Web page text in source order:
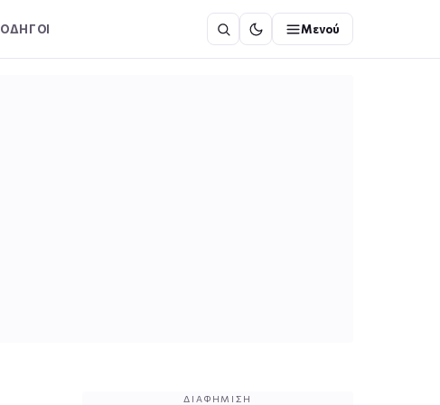
ΟΔΗΓΟΙ Μενού
ΔΙΑΦΉΜΙΣΗ